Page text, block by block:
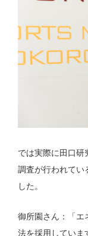
では実際に田口研
調査が行われてい
した。
御所園さん：「エ
法を採用していま